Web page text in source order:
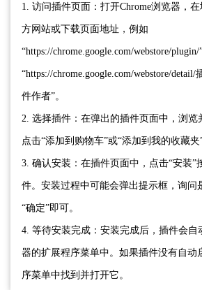
1. 访问插件页面：打开Chrome浏览器，
方网站或下载页面地址，例如
“https://chrome.google.com/webstore/plugin/
“https://chrome.google.com/webstore/
件作者”。
2. 选择插件：在弹出的插件页面中，浏览
点击“添加到购物车”或“添加到我的收藏夹”
3. 确认安装：在插件页面中，点击“安装”
件。安装过程中可能会弹出提示框，询问
“确定”即可。
4. 等待安装完成：安装完成后，插件会自
器的扩展程序菜单中。如果插件没有自动
序菜单中找到并打开它。